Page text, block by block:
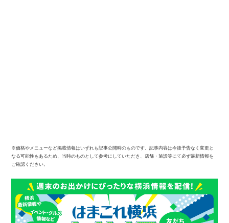
※価格やメニューなど掲載情報はいずれも記事公開時のものです。記事内容は今後予告なく変更と
なる可能性もあるため、当時のものとして参考にしていただき、店舗・施設等にて必ず最新情報を
ご確認ください。